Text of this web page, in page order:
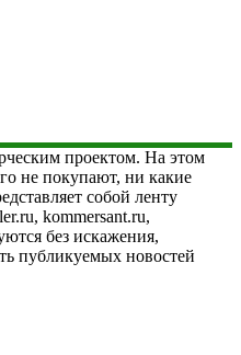
проектом. На этом
не покупают, ни какие
собой ленту
kommersant.ru,
без искажения,
публикуемых новостей